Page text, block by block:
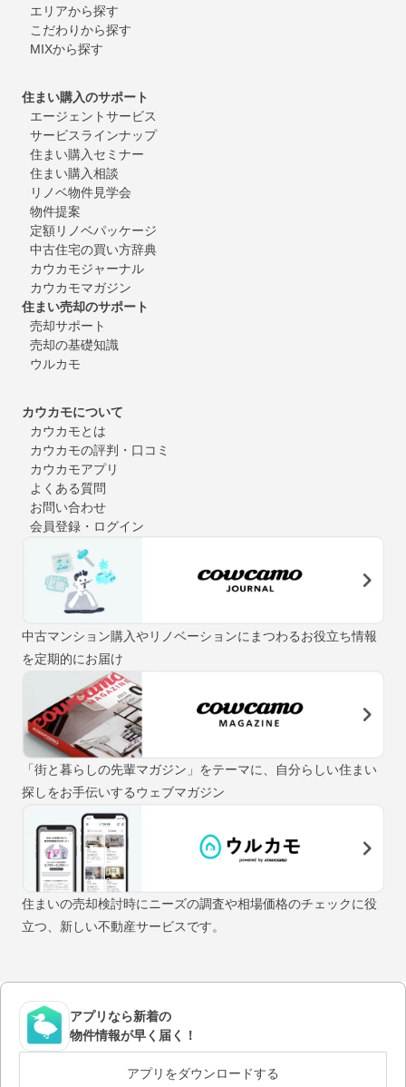
エリアから探す
こだわりから探す
MIXから探す
住まい購入のサポート
エージェントサービス
サービスラインナップ
住まい購入セミナー
住まい購入相談
リノベ物件見学会
物件提案
定額リノベパッケージ
中古住宅の買い方辞典
カウカモジャーナル
カウカモマガジン
住まい売却のサポート
売却サポート
売却の基礎知識
ウルカモ
カウカモについて
カウカモとは
カウカモの評判・口コミ
カウカモアプリ
よくある質問
お問い合わせ
会員登録・ログイン
中古マンション購入やリノベーションにまつわるお役立ち情報
を定期的にお届け
「街と暮らしの先輩マガジン」をテーマに、自分らしい住まい
探しをお手伝いするウェブマガジン
住まいの売却検討時にニーズの調査や相場価格のチェックに役
立つ、新しい不動産サービスです。
アプリなら新着の
物件情報が早く届く！
アプリをダウンロードする